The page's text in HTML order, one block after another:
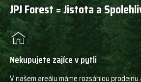
JPJ Forest = Jistota a
Nekupujete zajíce v pytli
V našem areálu máme rozsáhlou